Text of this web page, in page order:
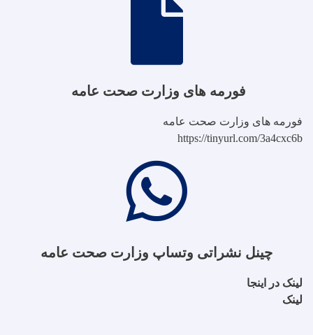
فورمه های وزارت صحت عامه
فورمه های وزارت صحت عامه
https://tinyurl.com/3a4cxc6b
چینل نشراتی وتساپ وزارت صحت عامه
لینک در اینجا
لینک